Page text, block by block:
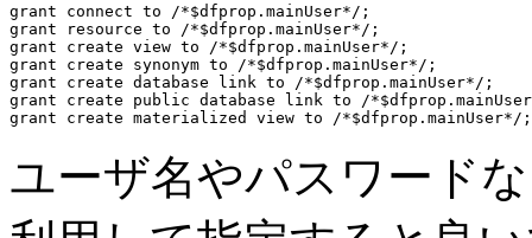
grant connect to
grant resource to
grant create view to
grant create synonym to
grant create database link to
grant create public database link to
grant create materialized view to
ユーザ名やパスワード